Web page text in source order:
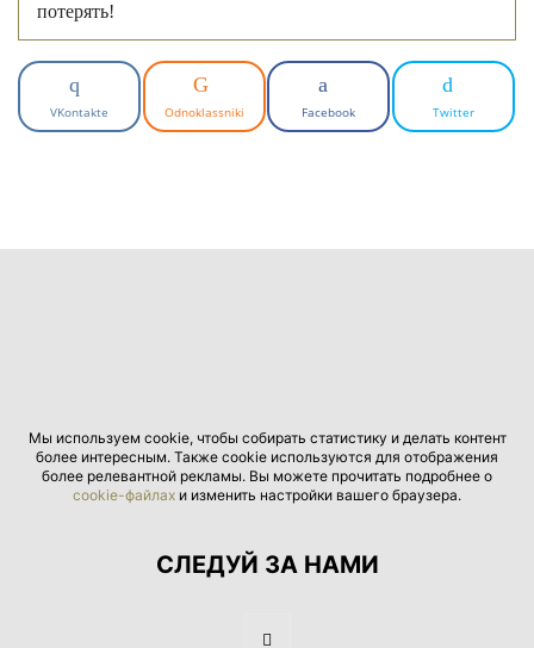
потерять!
VKontakte Odnoklassniki Facebook Twitter
Мы используем cookie, чтобы собирать статистику и делать контент
более интересным. Также cookie используются для отображения
более релевантной рекламы. Вы можете прочитать подробнее о
cookie-файлах и изменить настройки вашего браузера.
СЛЕДУЙ ЗА НАМИ